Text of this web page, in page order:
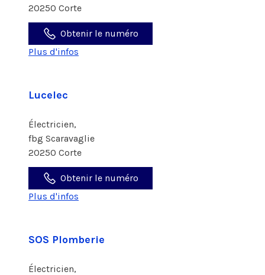
20250 Corte
Obtenir le numéro
Plus d'infos
Lucelec
Électricien,
fbg Scaravaglie
20250 Corte
Obtenir le numéro
Plus d'infos
SOS Plomberie
Électricien,